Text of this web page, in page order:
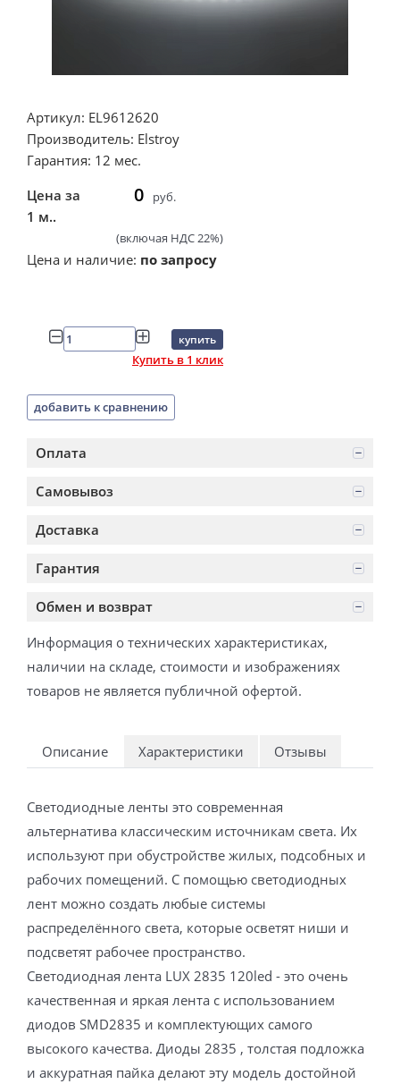
Артикул: EL9612620
Производитель: Elstroy
Гарантия: 12 мес.
Цена за
1 м..
0 руб.
(включая НДС 22%)
Цена и наличие: по запросу
купить
Купить в 1 клик
добавить к сравнению
Оплата
Самовывоз
Доставка
Гарантия
Обмен и возврат
Информация о технических характеристиках,
наличии на складе, стоимости и изображениях
товаров не является публичной офертой.
Описание Характеристики Отзывы
Светодиодные ленты это современная
альтернатива классическим источникам света. Их
используют при обустройстве жилых, подсобных и
рабочих помещений. С помощью светодиодных
лент можно создать любые системы
распределённого света, которые осветят ниши и
подсветят рабочее пространство.
Светодиодная лента LUX 2835 120led - это очень
качественная и яркая лента с использованием
диодов SMD2835 и комплектующих самого
высокого качества. Диоды 2835 , толстая подложка
и аккуратная пайка делают эту модель достойной